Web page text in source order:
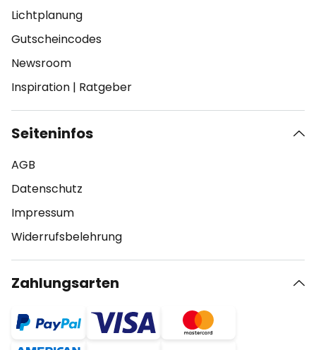
Lichtplanung
Gutscheincodes
Newsroom
Inspiration | Ratgeber
Seiteninfos
AGB
Datenschutz
Impressum
Widerrufsbelehrung
Zahlungsarten